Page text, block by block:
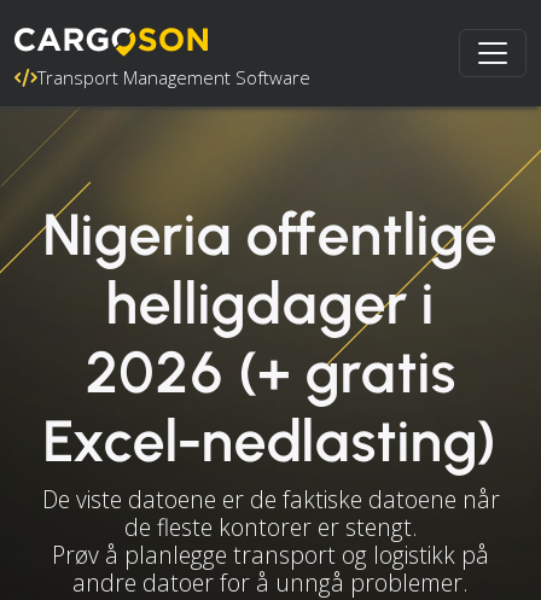
Transport Management Software
Nigeria offentlige
helligdager i
2026 (+ gratis
Excel-nedlasting)
De viste datoene er de faktiske datoene når
de fleste kontorer er stengt.
Prøv å planlegge transport og logistikk på
andre datoer for å unngå problemer.